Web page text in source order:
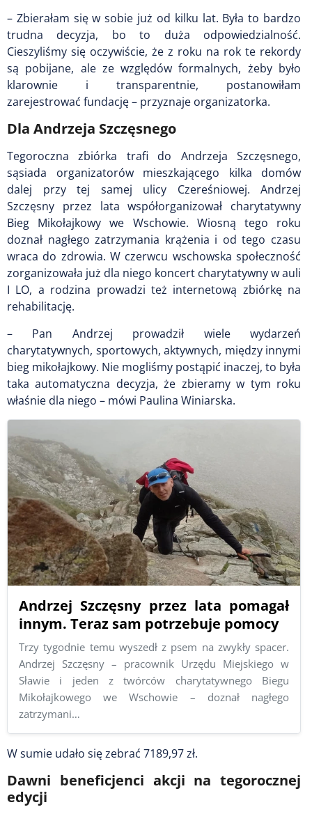
– Zbierałam się w sobie już od kilku lat. Była to bardzo
trudna decyzja, bo to duża odpowiedzialność.
Cieszyliśmy się oczywiście, że z roku na rok te rekordy
są pobijane, ale ze względów formalnych, żeby było
klarownie i transparentnie, postanowiłam
zarejestrować fundację – przyznaje organizatorka.
Dla Andrzeja Szczęsnego
Tegoroczna zbiórka trafi do Andrzeja Szczęsnego,
sąsiada organizatorów mieszkającego kilka domów
dalej przy tej samej ulicy Czereśniowej. Andrzej
Szczęsny przez lata współorganizował charytatywny
Bieg Mikołajkowy we Wschowie. Wiosną tego roku
doznał nagłego zatrzymania krążenia i od tego czasu
wraca do zdrowia. W czerwcu wschowska społeczność
zorganizowała już dla niego koncert charytatywny w auli
I LO, a rodzina prowadzi też internetową zbiórkę na
rehabilitację.
– Pan Andrzej prowadził wiele wydarzeń
charytatywnych, sportowych, aktywnych, między innymi
bieg mikołajkowy. Nie mogliśmy postąpić inaczej, to była
taka automatyczna decyzja, że zbieramy w tym roku
właśnie dla niego – mówi Paulina Winiarska.
Andrzej Szczęsny przez lata pomagał
innym. Teraz sam potrzebuje pomocy
Trzy tygodnie temu wyszedł z psem na zwykły spacer.
Andrzej Szczęsny – pracownik Urzędu Miejskiego w
Sławie i jeden z twórców charytatywnego Biegu
Mikołajkowego we Wschowie – doznał nagłego
zatrzymani…
W sumie udało się zebrać 7189,97 zł.
Dawni beneficjenci akcji na tegorocznej
edycji